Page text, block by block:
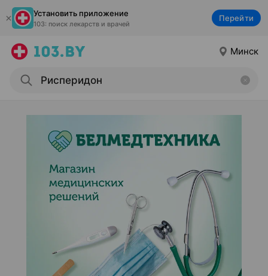
Установить приложение
103: поиск лекарств и врачей
Перейти
Минск